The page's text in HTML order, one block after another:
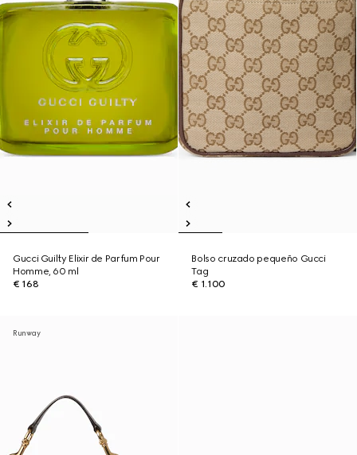
Gucci Guilty Elixir de Parfum Pour
Homme, 60 ml
€ 168
Bolso cruzado pequeño Gucci
Tag
€ 1.100
Runway